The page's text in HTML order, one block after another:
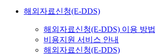
해외자료신청(E-DDS)
해외자료신청(E-DDS) 이용 방법
비용지원 서비스 안내
해외자료신청(E-DDS)